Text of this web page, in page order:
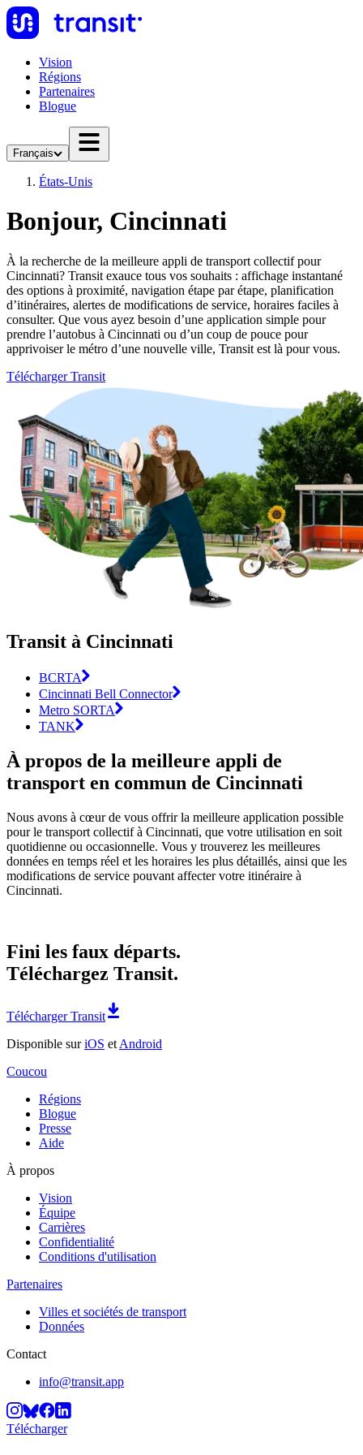
Vision
Régions
Partenaires
Blogue
Français
États-Unis
Bonjour, Cincinnati
À la recherche de la meilleure appli de transport collectif pour
Cincinnati? Transit exauce tous vos souhaits : affichage instantané
des options à proximité, navigation étape par étape, planification
d’itinéraires, alertes de modifications de service, horaires faciles à
consulter. Que vous ayez besoin d’une application simple pour
prendre l’autobus à Cincinnati ou d’un coup de pouce pour
apprivoiser le métro d’une nouvelle ville, Transit est là pour vous.
Télécharger Transit
Transit à Cincinnati
BCRTA
Cincinnati Bell Connector
Metro SORTA
TANK
À propos de la meilleure appli de
transport en commun de Cincinnati
Nous avons à cœur de vous offrir la meilleure application possible
pour le transport collectif à Cincinnati, que votre utilisation en soit
quotidienne ou occasionnelle. Vous y trouverez les meilleures
données en temps réel et les horaires les plus détaillés, ainsi que les
modifications de service pouvant affecter votre itinéraire à
Cincinnati.
Fini les faux départs.
Téléchargez Transit.
Télécharger Transit
Disponible suriOS et Android
Coucou
Régions
Blogue
Presse
Aide
À propos
Vision
Équipe
Carrières
Confidentialité
Conditions d'utilisation
Partenaires
Villes et sociétés de transport
Données
Contact
info@transit.app
Télécharger